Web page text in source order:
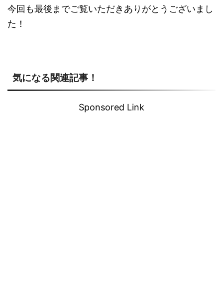
今回も最後までご覧いただきありがとうございまし
た！
気になる関連記事！
Sponsored Link